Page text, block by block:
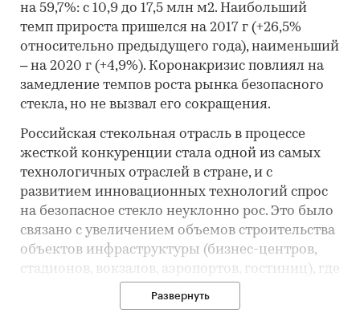
на 59,7%: с 10,9 до 17,5 млн м2. Наибольший
темп прироста пришелся на 2017 г (+26,5%
относительно предыдущего года), наименьший
– на 2020 г (+4,9%). Коронакризис повлиял на
замедление темпов роста рынка безопасного
стекла, но не вызвал его сокращения.
Российская стекольная отрасль в процессе
жесткой конкуренции стала одной из самых
технологичных отраслей в стране, и с
развитием инновационных технологий спрос
на безопасное стекло неуклонно рос. Это было
связано с увеличением объемов строительства
объектов инфраструктуры (бизнес-центров,
стадионов, вокзалов, аэропортов, гостиниц), где
использование закаленного или
Развернуть